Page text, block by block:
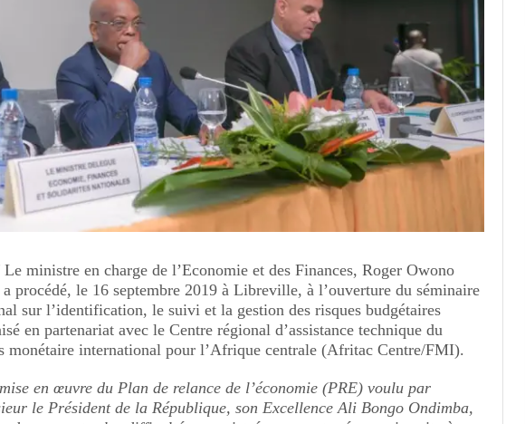
Le ministre en charge de l’Economie et des Finances, Roger Owono
procédé, le 16 septembre 2019 à Libreville, à l’ouverture du séminaire
sur l’identification, le suivi et la gestion des risques budgétaires
en partenariat avec le Centre régional d’assistance technique du
monétaire international pour l’Afrique centrale (Afritac Centre/FMI).
en œuvre du Plan de relance de l’économie (PRE) voulu par
le Président de la République, son Excellence Ali Bongo Ondimba,